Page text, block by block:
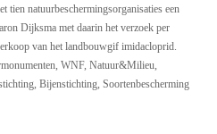
tien natuurbeschermingsorganisaties een
Dijksma met daarin het verzoek per
van het landbouwgif imidacloprid.
WNF, Natuur&Milieu,
Bijenstichting, Soortenbescherming